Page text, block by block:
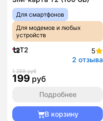
Для смартфонов
Для модемов и любых
устройств
T2
5
2 отзыва
1 299 руб
199 руб
Подробнее
В корзину